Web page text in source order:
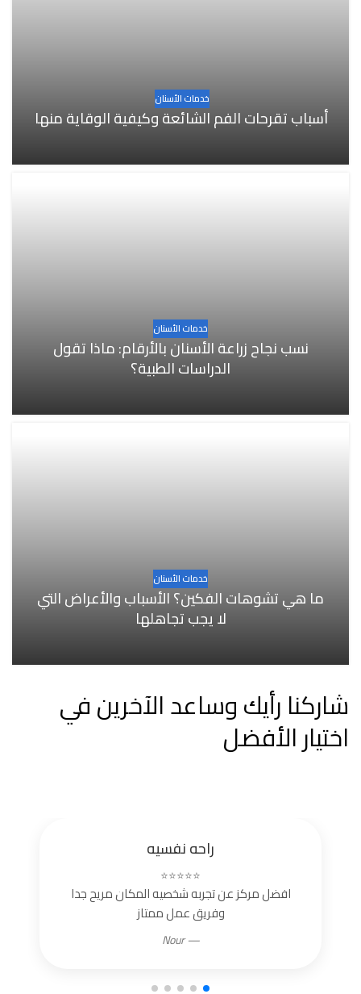
خدمات الأسنان
أسباب تقرحات الفم الشائعة وكيفية الوقاية منها
خدمات الأسنان
نسب نجاح زراعة الأسنان بالأرقام: ماذا تقول
الدراسات الطبية؟
خدمات الأسنان
ما هي تشوهات الفكين؟ الأسباب والأعراض التي
لا يجب تجاهلها
شاركنا رأيك وساعد الآخرين في
اختيار الأفضل
راحه نفسيه
⭐⭐⭐⭐⭐
افضل مركز عن تجربه شخصيه المكان مريح جدا
وفريق عمل ممتاز
— Nour